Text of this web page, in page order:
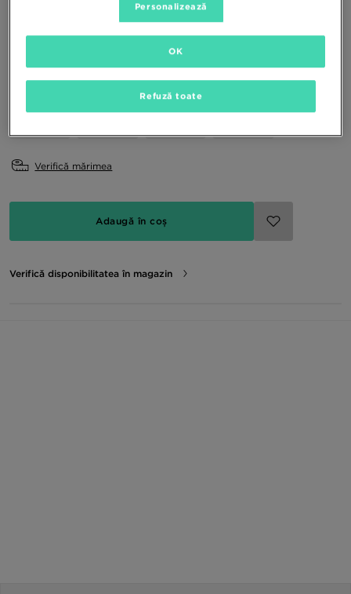
EU US
Verifică mărimea
Adaugă în coș
Verifică disponibilitatea în magazin
Personalizează
Refuză toate
OK